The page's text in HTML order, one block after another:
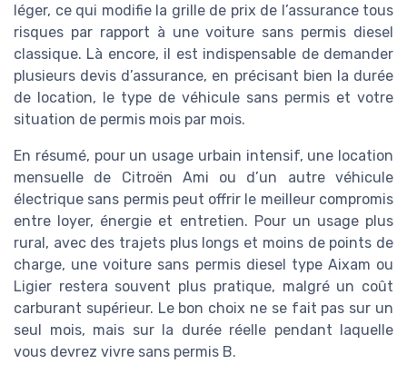
léger, ce qui modifie la grille de prix de l’assurance tous
risques par rapport à une voiture sans permis diesel
classique. Là encore, il est indispensable de demander
plusieurs devis d’assurance, en précisant bien la durée
de location, le type de véhicule sans permis et votre
situation de permis mois par mois.
En résumé, pour un usage urbain intensif, une location
mensuelle de Citroën Ami ou d’un autre véhicule
électrique sans permis peut offrir le meilleur compromis
entre loyer, énergie et entretien. Pour un usage plus
rural, avec des trajets plus longs et moins de points de
charge, une voiture sans permis diesel type Aixam ou
Ligier restera souvent plus pratique, malgré un coût
carburant supérieur. Le bon choix ne se fait pas sur un
seul mois, mais sur la durée réelle pendant laquelle
vous devrez vivre sans permis B.